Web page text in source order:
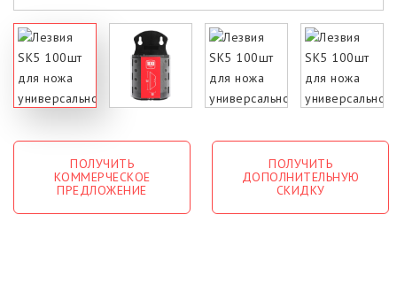
ПОЛУЧИТЬ
КОММЕРЧЕСКОЕ
ПРЕДЛОЖЕНИЕ
ПОЛУЧИТЬ
ДОПОЛНИТЕЛЬНУЮ
СКИДКУ